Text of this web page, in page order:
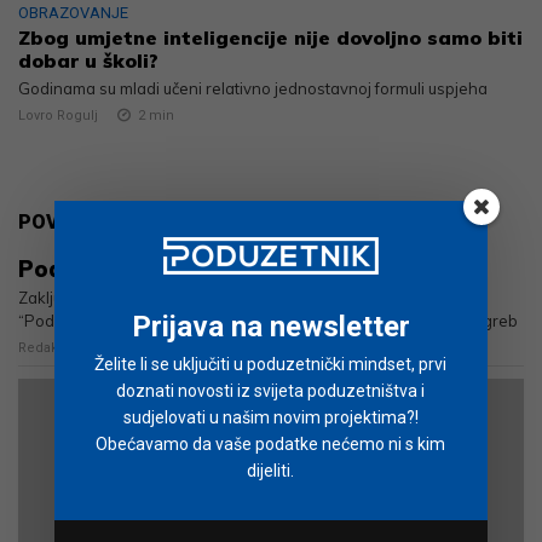
OBRAZOVANJE
Zbog umjetne inteligencije nije dovoljno samo biti
dobar u školi?
Godinama su mladi učeni relativno jednostavnoj formuli uspjeha
Lovro Rogulj 2 min
POVEZANO
Poduzetnički mindset: Zemlja prilika ‪2023.
Zaključeno je to u pozitivnom ozračju pete konferencije
“Poduzetnički mindset: Zemlja prilika”, održane 10.10. u HNK Zagreb
Redakcija
Prijava na newsletter
Želite li se uključiti u poduzetnički mindset, prvi
doznati novosti iz svijeta poduzetništva i
sudjelovati u našim novim projektima?!
Obećavamo da vaše podatke nećemo ni s kim
dijeliti.